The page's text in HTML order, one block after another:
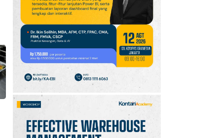
10 Promo JSM Superindo
7–9 Agustus 2026,
Minyak Goreng Rp37.900
hingga Buah Diskon 50%